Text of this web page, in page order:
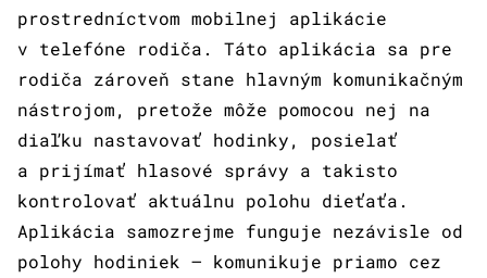
prostredníctvom mobilnej aplikácie
v telefóne rodiča. Táto aplikácia sa pre
rodiča zároveň stane hlavným komunikačným
nástrojom, pretože môže pomocou nej na
diaľku nastavovať hodinky, posielať
a prijímať hlasové správy a takisto
kontrolovať aktuálnu polohu dieťaťa.
Aplikácia samozrejme funguje nezávisle od
polohy hodiniek – komunikuje priamo cez